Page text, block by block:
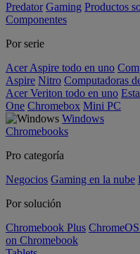
Predator Gaming Productos
Componentes
Por serie
Acer Aspire todo en uno
Aspire Nitro Computadoras
Acer Veriton todo en uno
One Chromebox Mini PC
Windows
Chromebooks
Pro categoría
Negocios Gaming en la nube
Por solución
Chromebook Plus
on Chromebook